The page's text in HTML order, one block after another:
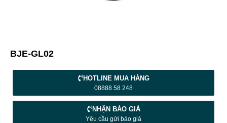
BJE-GL02
HOTLINE MUA HÀNG
08888 58 248
NHẬN BÁO GIÁ
Yêu cầu gửi báo giá